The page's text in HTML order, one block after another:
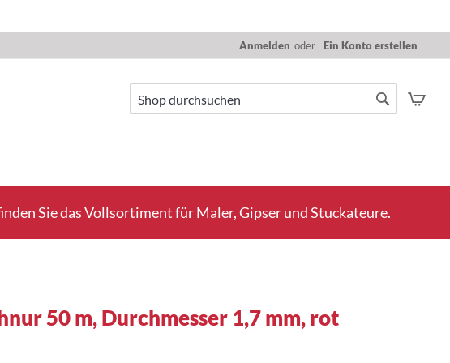
Anmelden Ein Konto erstellen
Suche
Sie das Vollsortiment für Maler, Gipser und Stuckateure.
50 m, Durchmesser 1,7 mm, rot